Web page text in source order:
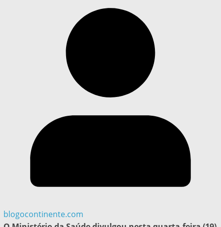
blogocontinente.com